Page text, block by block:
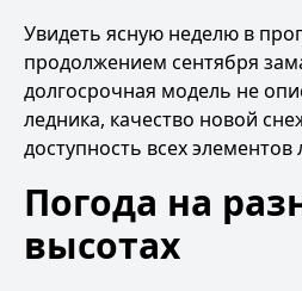
Увидеть ясную неделю в
продолжением сентября
долгосрочная модель не
ледника, качество новой
доступность всех элементов
Погода на
высотах